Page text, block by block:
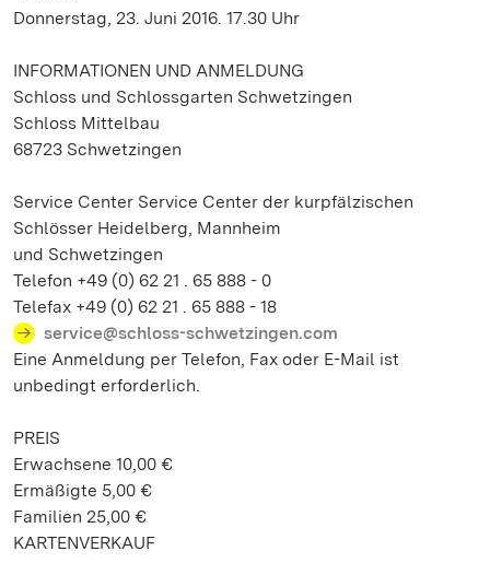
Donnerstag, 23. Juni 2016. 17.30 Uhr
INFORMATIONEN UND ANMELDUNG
Schloss und Schlossgarten Schwetzingen
Schloss Mittelbau
68723 Schwetzingen
Service Center Service Center der kurpfälzischen
Schlösser Heidelberg, Mannheim
und Schwetzingen
Telefon +49 (0) 62 21 . 65 888 - 0
Telefax +49 (0) 62 21 . 65 888 - 18
service@schloss-schwetzingen.com
Eine Anmeldung per Telefon, Fax oder E-Mail ist
unbedingt erforderlich.
PREIS
Erwachsene 10,00 €
Ermäßigte 5,00 €
Familien 25,00 €
KARTENVERKAUF